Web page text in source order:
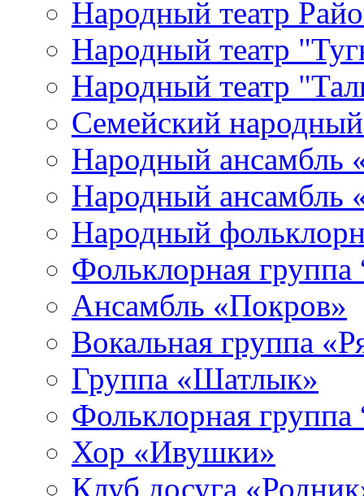
Народный театр
Народный театр
Народный театр
Семейский
Народный ансамбль
Народный ансамбль
Народный
Фольклорная группа
Ансамбль «Покров»
Вокальная группа
Группа «Шатлык»
Фольклорная группа
Хор «Ивушки»
Клуб досуга